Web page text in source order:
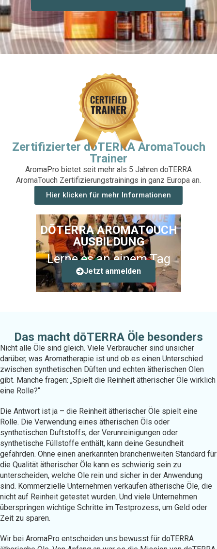
DŌTERRA AROMATOUCH
AUSBILDUNG
Lerne es an einem Tag
Jetzt anmelden
Zertifizierter doTERRA AromaTouch
Trainer
AromaPro bietet seit mehr als 5 Jahren doTERRA
AromaTouch Zertifizierungstrainings in ganz Europa an.
Hier klicken für mehr Informationen
Das macht dōTERRA Öle besonders
Nicht alle Öle sind gleich. Viele Verbraucher sind unsicher
darüber, was Aromatherapie ist und ob es einen Unterschied
zwischen synthetischen Düften und echten ätherischen Ölen
gibt. Manche fragen: „Spielt die Reinheit ätherischer Öle wirklich
eine Rolle?“
Die Antwort ist ja – die Reinheit ätherischer Öle spielt eine
Rolle. Die Verwendung eines ätherischen Öls oder
synthetischen Duftstoffs, der Verunreinigungen oder
synthetische Füllstoffe enthält, kann deine Gesundheit
gefährden. Ohne einen anerkannten branchenweiten Standard für
die Qualität ätherischer Öle kann es schwierig sein zu
unterscheiden, welche Öle rein und sicher in der Anwendung
sind. Kommerzielle Unternehmen verkaufen ätherische Öle, die
nicht auf Reinheit getestet wurden. Und viele Unternehmen
überspringen wichtige Schritte im Testprozess, um Geld oder
Zeit zu sparen.
Wir bei AromaPro entscheiden uns bewusst für doTERRA